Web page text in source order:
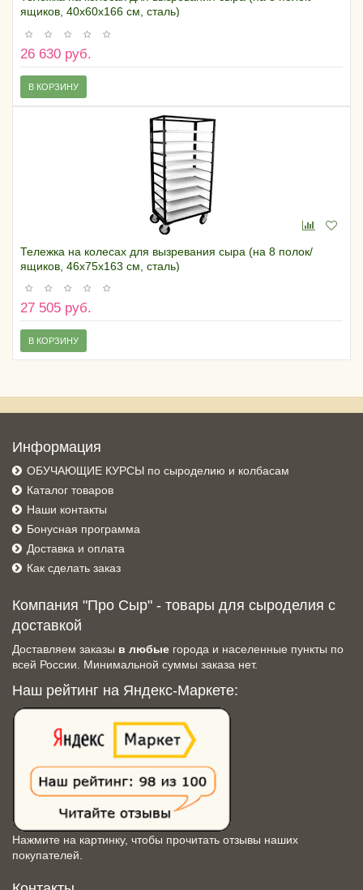
ящиков, 40х60х166 см, сталь)
26 630 руб.
В КОРЗИНУ
Тележка на колесах для вызревания сыра (на 8 полок/
ящиков, 46х75х163 см, сталь)
27 505 руб.
В КОРЗИНУ
Информация
ОБУЧАЮЩИЕ КУРСЫ по сыроделию и колбасам
Каталог товаров
Наши контакты
Бонусная программа
Доставка и оплата
Как сделать заказ
Компания "Про Сыр" - товары для сыроделия с
доставкой
Доставляем заказы в любые города и населенные пункты по
всей России. Минимальной суммы заказа нет.
Наш рейтинг на Яндекс-Маркете:
Нажмите на картинку, чтобы прочитать отзывы наших
покупателей.